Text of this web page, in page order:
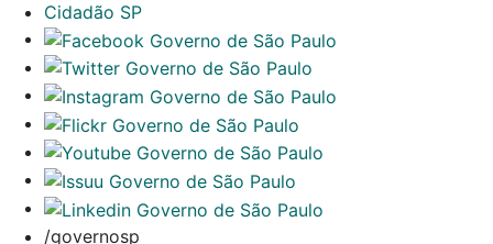
Cidadão SP
/governosp